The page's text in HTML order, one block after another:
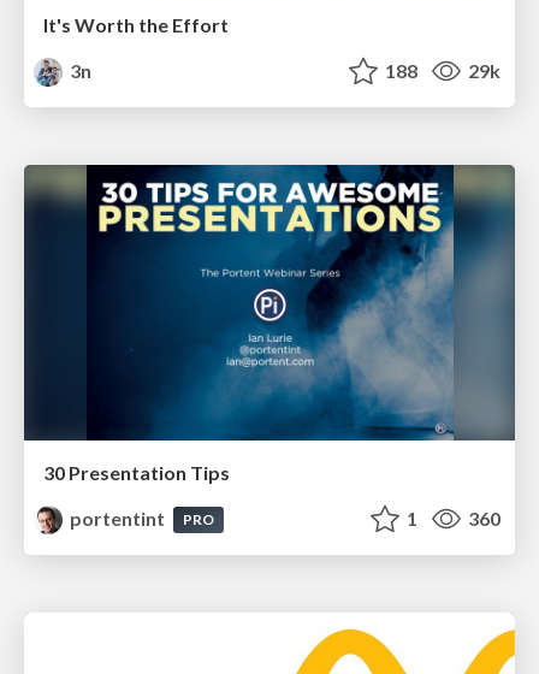
It's Worth the Effort
3n
188 29k
30 Presentation Tips
portentint
PRO 1 360